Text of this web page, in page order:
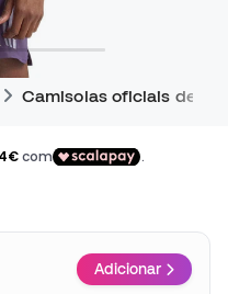
Camisolas oficiais de
Adicionar